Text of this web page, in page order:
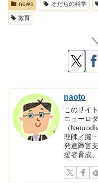
news そだちの科学
教育
naoto
このサイ
ニューロ
（
理師／脳
発達障害
援者育成